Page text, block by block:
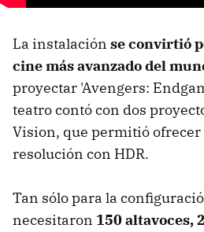
La instalación se convirtió
cine más avanzado del
proyectar 'Avengers:
teatro contó con dos
Vision, que permitió ofrecer
resolución con HDR.
Tan sólo para la
necesitaron 150 altavoces,